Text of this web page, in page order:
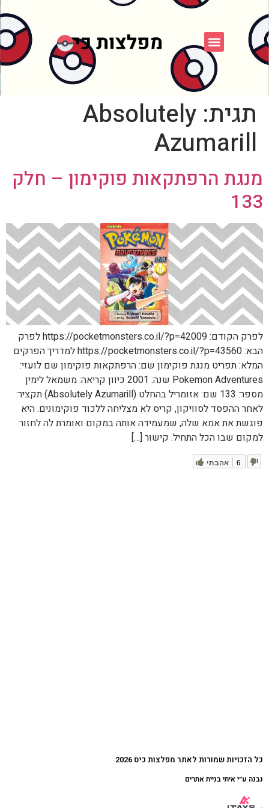
תגית: Absolutely
Azumarill
מנגת הרפתקאות פוקימון – חלק
133
לפרק הקודם: https://pocketmonsters.co.il/?p=42009 לפרק
הבא: https://pocketmonsters.co.il/?p=43560 למדריך הפרקים
המלא: תפריט מנגת פוקימון שם: הרפתקאות פוקימון שם לועזי:
Pokemon Adventures שנה: 2001 כיוון קריאה: משמאל לימין
מספר: 133 שם: אזומריל בהחלט (Absolutely Azumarill) תקציר:
לאחר ההפסד לסוויקון, קריס לא מצליחה ללכוד פוקימונים. היא
פוגשת את אמא שלה, שמעמידה אותה במקום ואומרת לה לחזור
למקום שבו הכל התחיל. קישור […]
אהבתי 6
כל הזכויות שמורות לאתר מפלצות כיס 2026
נבנה ע״י איתי בניית אתרים